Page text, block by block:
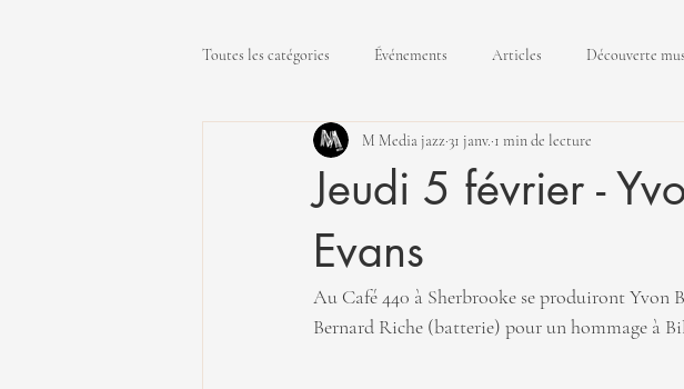
Toutes les catégories Événements Articles Découverte
Jeudi 5 février -
Evans
M Media jazz 31 janv. 1 min de lecture
Au Café 440 à Sherbrooke se produiront Yvon
Bernard Riche (batterie) pour un hommage à